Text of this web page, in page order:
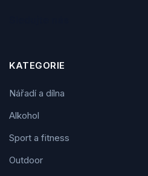
KATEGORIE
Nářadí a dílna
Alkohol
Sport a fitness
Outdoor